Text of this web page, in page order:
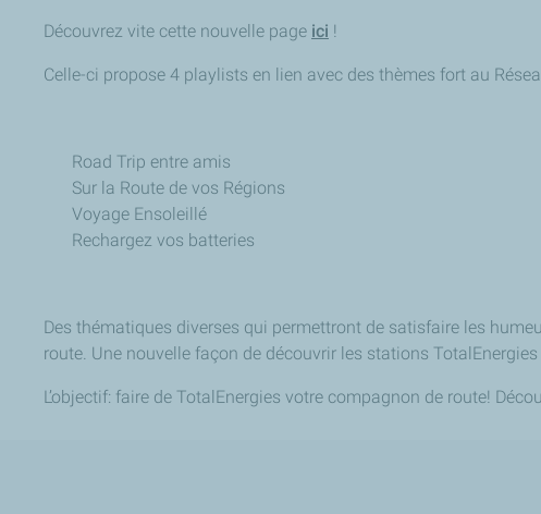
Découvrez vite cette nouvelle page ici !
Celle-ci propose 4 playlists en lien avec des thèmes fort au
Road Trip entre amis
Sur la Route de vos Régions
Voyage Ensoleillé
Rechargez vos batteries
Des thématiques diverses qui permettront de satisfaire les
route. Une nouvelle façon de découvrir les stations TotalEnergies
L’objectif: faire de TotalEnergies votre compagnon de route!